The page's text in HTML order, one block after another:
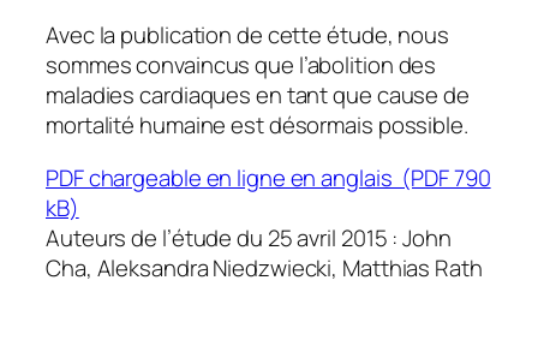
Avec la publication de cette étude, nous
sommes convaincus que l’abolition des
maladies cardiaques en tant que cause de
mortalité humaine est désormais possible.
PDF chargeable en ligne en anglais (PDF 790
kB)
Auteurs de l’étude du 25 avril 2015 : John
Cha, Aleksandra Niedzwiecki, Matthias Rath